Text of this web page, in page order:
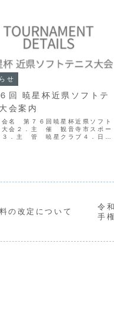
せ
回 暁星杯近県ソフトテ
会案内
会名 第７６回暁星杯近県ソフト
大会２．主 催 観音寺市スポー
３．主 管 暁星クラブ４．日
の改定について
令
手